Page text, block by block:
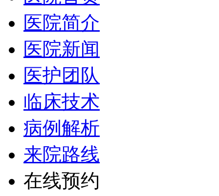
医院简介
医院新闻
医护团队
临床技术
病例解析
来院路线
在线预约